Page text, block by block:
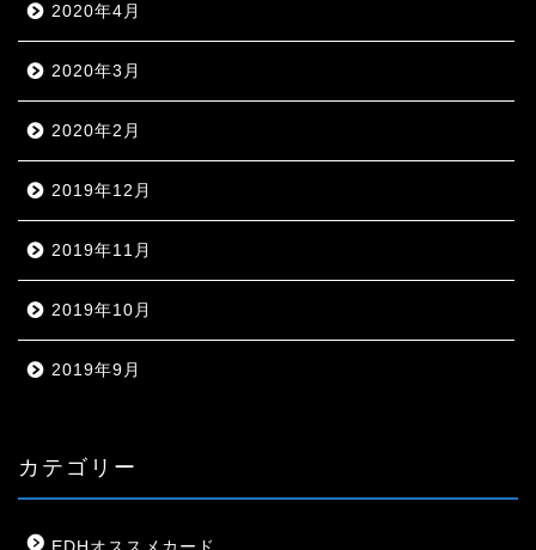
2020年4月
2020年3月
2020年2月
2019年12月
2019年11月
2019年10月
2019年9月
カテゴリー